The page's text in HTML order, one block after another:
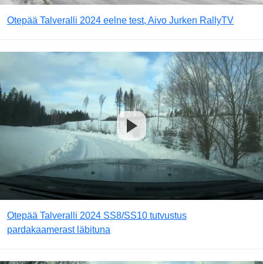
Otepää Talveralli 2024 eelne test, Aivo Jurken RallyTV
Otepää Talveralli 2024 SS8/SS10 tutvustus
pardakaamerast läbituna